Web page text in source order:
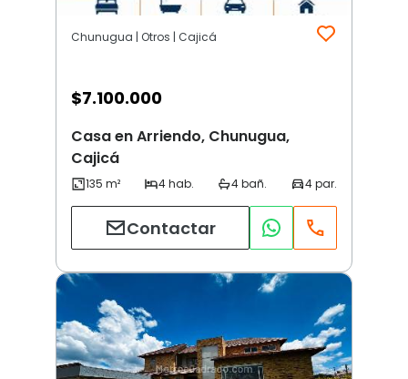
Chunugua | Otros | Cajicá
$7.100.000
Casa en Arriendo, Chunugua,
Cajicá
Contactar